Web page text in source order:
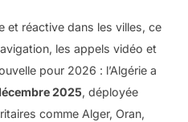
et réactive dans les villes, ce
les appels vidéo et
pour 2026 : l’Algérie a
2025, déployée
comme Alger, Oran,